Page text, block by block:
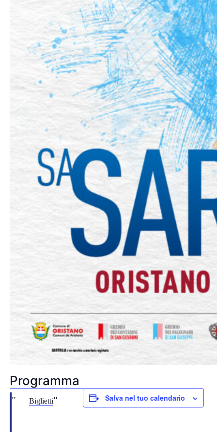
Programma
Biglietti Salva nel tuo calendario